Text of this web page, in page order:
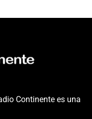
Continente es una